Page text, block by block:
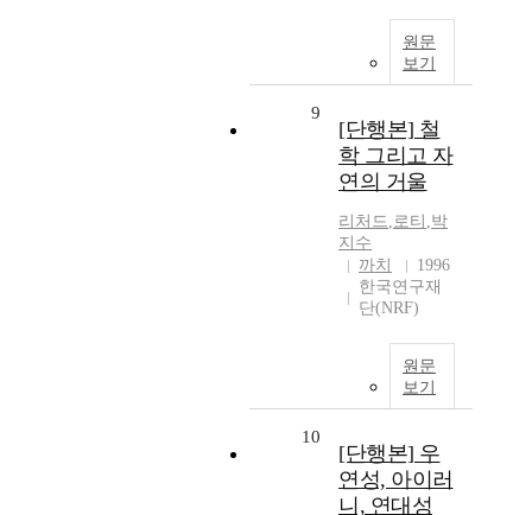
원문
보기
9
[단행본] 철
학 그리고 자
연의 거울
리처드,로티 ,박
지수
까치
1996
한국연구재
단(NRF)
원문
보기
10
[단행본] 우
연성, 아이러
니, 연대성